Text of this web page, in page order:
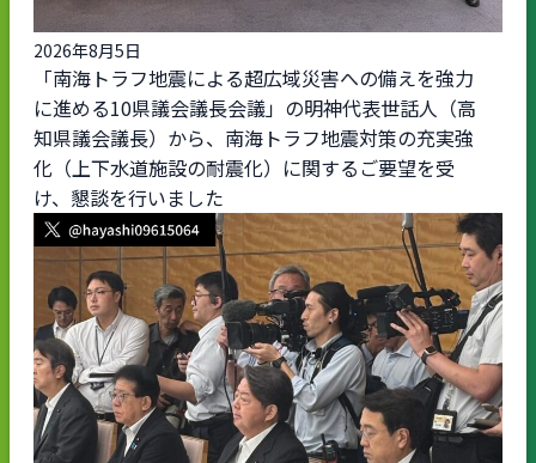
2026年8月5日
「南海トラフ地震による超広域災害への備えを強力
に進める10県議会議長会議」の明神代表世話人（高
知県議会議長）から、南海トラフ地震対策の充実強
化（上下水道施設の耐震化）に関するご要望を受
け、懇談を行いました